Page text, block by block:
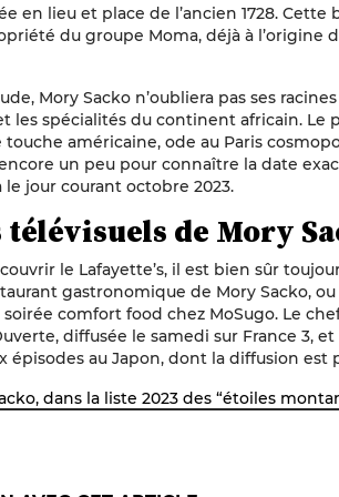
en lieu et place de l’ancien 1728.
du groupe Moma, déjà à l’origine
Mory Sacko n’oubliera pas ses
les spécialités du continent africain.
américaine, ode au Paris
un peu pour connaître la date
le jour courant octobre 2023.
de Mory
le Lafayette’s, il est bien sûr
gastronomique de Mory Sacko,
comfort food chez MoSugo. Le
diffusée le samedi sur France 3,
épisodes au Japon, dont la diffusion est
dans la liste 2023 des “étoiles